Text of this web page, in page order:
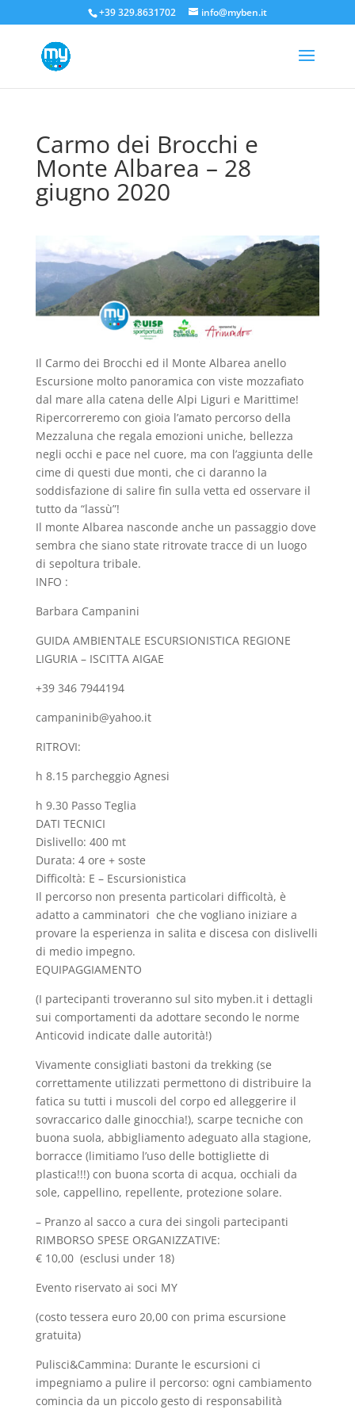
+39 329.8631702 info@myben.it
Carmo dei Brocchi e
Monte Albarea – 28
giugno 2020
Il Carmo dei Brocchi ed il Monte Albarea anello
Escursione molto panoramica con viste mozzafiato
dal mare alla catena delle Alpi Liguri e Marittime!
Ripercorreremo con gioia l’amato percorso della
Mezzaluna che regala emozioni uniche, bellezza
negli occhi e pace nel cuore, ma con l’aggiunta delle
cime di questi due monti, che ci daranno la
soddisfazione di salire fin sulla vetta ed osservare il
tutto da “lassù”!
Il monte Albarea nasconde anche un passaggio dove
sembra che siano state ritrovate tracce di un luogo
di sepoltura tribale.
INFO :
Barbara Campanini
GUIDA AMBIENTALE ESCURSIONISTICA REGIONE
LIGURIA – ISCITTA AIGAE
+39 346 7944194
campaninib@yahoo.it
RITROVI:
h 8.15 parcheggio Agnesi
h 9.30 Passo Teglia
DATI TECNICI
Dislivello: 400 mt
Durata: 4 ore + soste
Difficoltà: E – Escursionistica
Il percorso non presenta particolari difficoltà, è
adatto a camminatori che che vogliano iniziare a
provare la esperienza in salita e discesa con dislivelli
di medio impegno.
EQUIPAGGIAMENTO
(I partecipanti troveranno sul sito myben.it i dettagli
sui comportamenti da adottare secondo le norme
Anticovid indicate dalle autorità!)
Vivamente consigliati bastoni da trekking (se
correttamente utilizzati permettono di distribuire la
fatica su tutti i muscoli del corpo ed alleggerire il
sovraccarico dalle ginocchia!), scarpe tecniche con
buona suola, abbigliamento adeguato alla stagione,
borracce (limitiamo l’uso delle bottigliette di
plastica!!!) con buona scorta di acqua, occhiali da
sole, cappellino, repellente, protezione solare.
– Pranzo al sacco a cura dei singoli partecipanti
RIMBORSO SPESE ORGANIZZATIVE:
€ 10,00 (esclusi under 18)
Evento riservato ai soci MY
(costo tessera euro 20,00 con prima escursione
gratuita)
Pulisci&Cammina: Durante le escursioni ci
impegniamo a pulire il percorso: ogni cambiamento
comincia da un piccolo gesto di responsabilità